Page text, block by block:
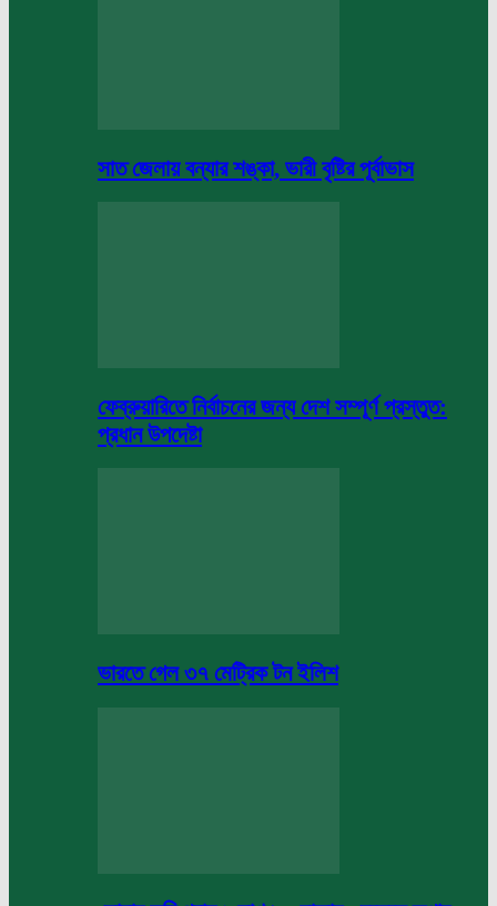
সাত জেলায় বন্যার শঙ্কা, ভারী বৃষ্টির পূর্বাভাস
ফেব্রুয়ারিতে নির্বাচনের জন্য দেশ সম্পূর্ণ প্রস্তুত:
প্রধান উপদেষ্টা
ভারতে গেল ৩৭ মেট্রিক টন ইলিশ